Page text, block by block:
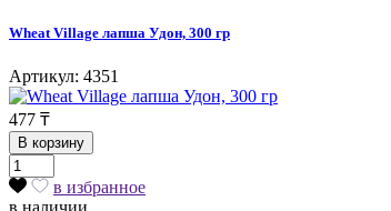
Wheat Village лапша Удон, 300 гр
Артикул: 4351
477 ₸
В корзину
в избранное
в наличии